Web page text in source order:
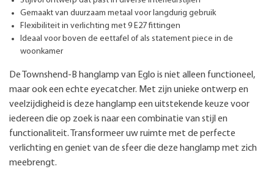
Gemaakt van duurzaam metaal voor langdurig gebruik
Flexibiliteit in verlichting met 9 E27 fittingen
Ideaal voor boven de eettafel of als statement piece in de
woonkamer
De Townshend-B hanglamp van Eglo is niet alleen functioneel,
maar ook een echte eyecatcher. Met zijn unieke ontwerp en
veelzijdigheid is deze hanglamp een uitstekende keuze voor
iedereen die op zoek is naar een combinatie van stijl en
functionaliteit. Transformeer uw ruimte met de perfecte
verlichting en geniet van de sfeer die deze hanglamp met zich
meebrengt.